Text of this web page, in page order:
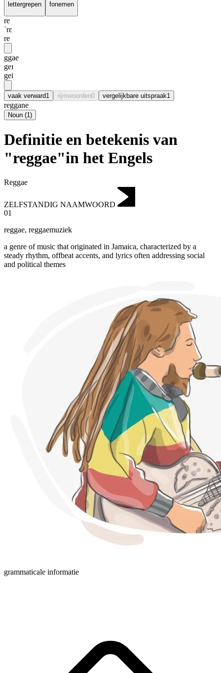
lettergrepen fonemen
re
ˈrɛ
re
ggae
geɪ
gei
vaak verward1 rijmwoorden0 vergelijkbare uitspraak1
reggane
Noun (1)
Definitie en betekenis van
"reggae"in het Engels
Reggae
ZELFSTANDIG NAAMWOORD
01
reggae, reggaemuziek
a genre of music that originated in Jamaica, characterized by a
steady rhythm, offbeat accents, and lyrics often addressing social
and political themes
grammaticale informatie